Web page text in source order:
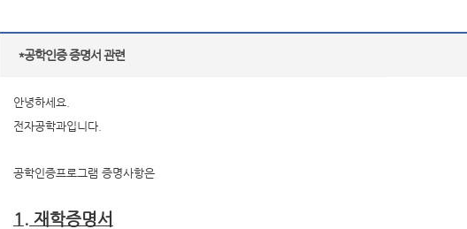
*공학인증 증명서 관련
안녕하세요.
전자공학과입니다.
공학인증프로그램 증명사항은
1. 재학증명서